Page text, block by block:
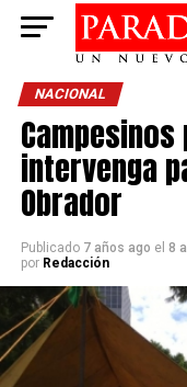
NACIONAL
Campesinos
intervenga
Obrador
Publicado 7 años ago el 8
por Redacción